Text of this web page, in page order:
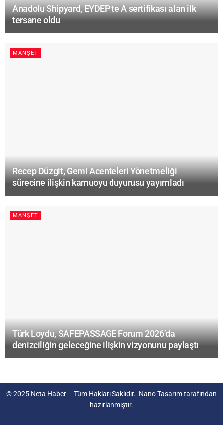
Anadolu Shipyard, EYDEP’te A sertifikası alan ilk
tersane oldu
MANŞET
Recep Düzgit, Gemi Acenteleri Yönetmeliği
sürecine ilişkin kamuoyu duyurusu yayımladı
MANŞET
Türk Loydu, SAFEPASSAGE Forum 2026’da
denizciliğin geleceğine ilişkin vizyonunu paylaştı
© 2025 Neta Haber – Tüm Hakları Saklıdır. Nano Tasarımtarafından
hazırlanmıştır.